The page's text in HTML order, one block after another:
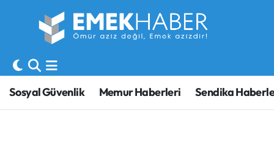
Sosyal Güvenlik Memur Haberleri Sendika
Sosyal Güvenlik
Sendika
SORU-CEVAP
Hava Durumu
Trafik Durumu
Süper Lig Puan Durumu ve Fikstür